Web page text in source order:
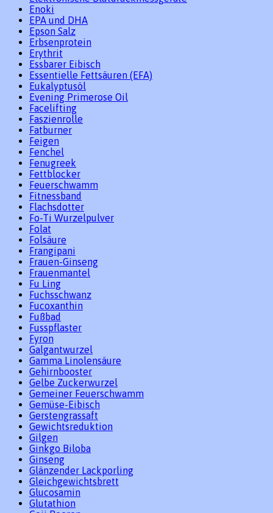
Enoki
EPA und DHA
Epson Salz
Erbsenprotein
Erythrit
Essbarer Eibisch
Essentielle Fettsäuren (EFA)
Eukalyptusöl
Evening Primerose Oil
Facelifting
Faszienrolle
Fatburner
Feigen
Fenchel
Fenugreek
Fettblocker
Feuerschwamm
Fitnessband
Flachsdotter
Fo-Ti Wurzelpulver
Folat
Folsäure
Frangipani
Frauen-Ginseng
Frauenmantel
Fu Ling
Fuchsschwanz
Fucoxanthin
Fußbad
Fusspflaster
Fyron
Galgantwurzel
Gamma Linolensäure
Gehirnbooster
Gelbe Zuckerwurzel
Gemeiner Feuerschwamm
Gemüse-Eibisch
Gerstengrassaft
Gewichtsreduktion
Gilgen
Ginkgo Biloba
Ginseng
Glänzender Lackporling
Gleichgewichtsbrett
Glucosamin
Glutathion